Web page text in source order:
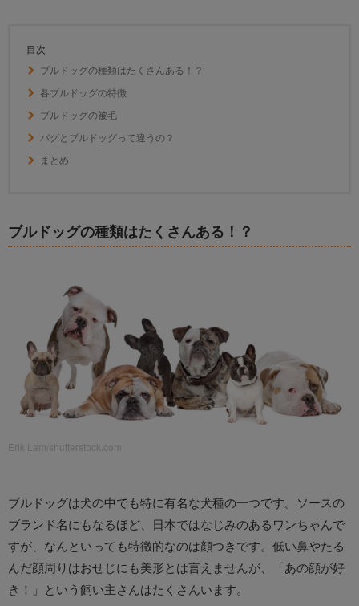
目次
ブルドッグの種類はたくさんある！？
各ブルドッグの特徴
ブルドッグの被毛
パグとブルドッグって違うの？
まとめ
ブルドッグの種類はたくさんある！？
Erik Lam/shutterstock.com
ブルドッグは犬の中でも特に有名な犬種の一つです。ソースの
ブランド名にもなるほど、日本ではなじみのあるワンちゃんで
すが、なんといっても特徴的なのは顔つきです。低い鼻やたる
んだ顔周りはおせじにも美形とは言えませんが、「あの顔が好
き！」という飼い主さんはたくさんいます。